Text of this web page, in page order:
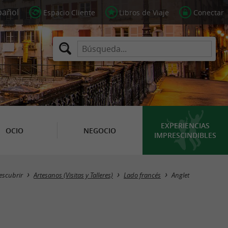
Espacio Cliente Libros de Viaje Conectar
OCIO NEGOCIO
EXPERIENCIAS
IMPRESCINDIBLES
Masquer la carte
Artesanos (Visitas y Talleres) Lado francés Anglet